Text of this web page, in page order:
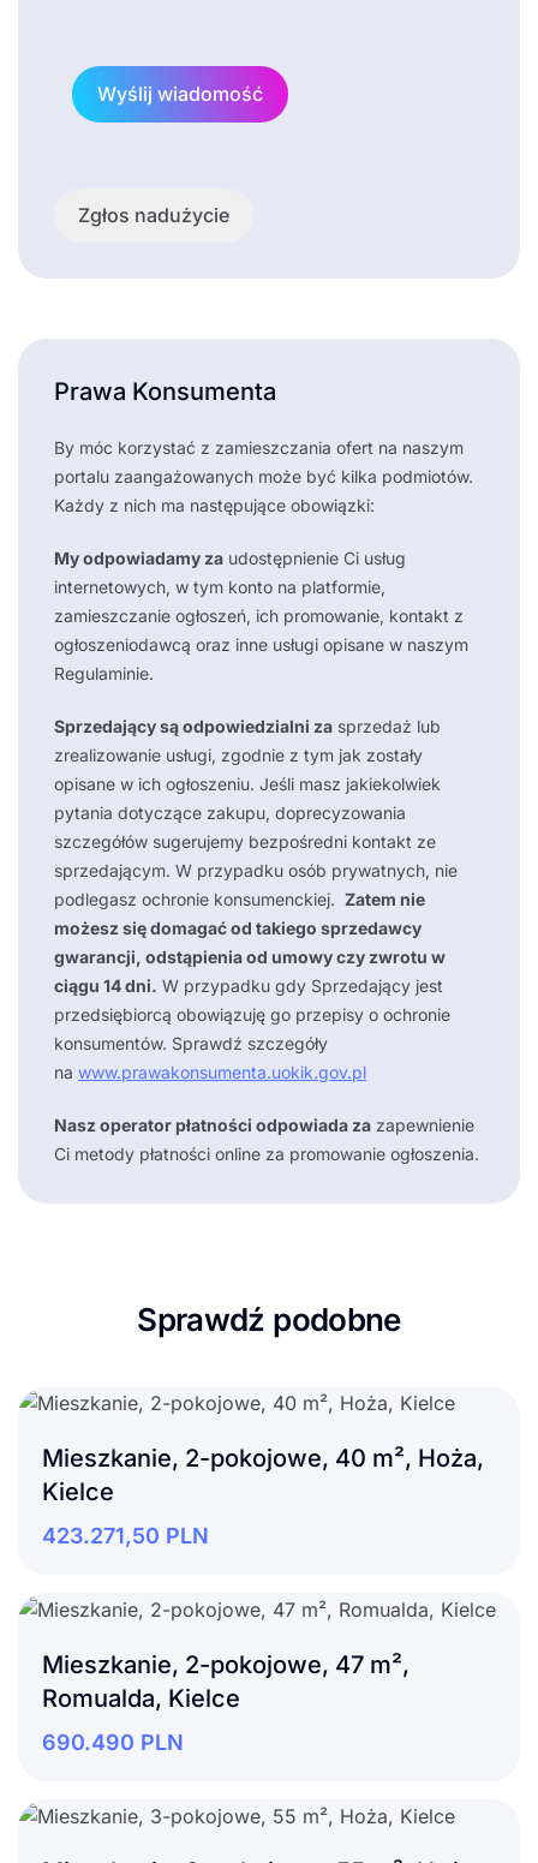
Wyślij wiadomość
Zgłos nadużycie
Prawa Konsumenta
By móc korzystać z zamieszczania ofert na naszym
portalu zaangażowanych może być kilka podmiotów.
Każdy z nich ma następujące obowiązki:
My odpowiadamy za udostępnienie Ci usług
internetowych, w tym konto na platformie,
zamieszczanie ogłoszeń, ich promowanie, kontakt z
ogłoszeniodawcą oraz inne usługi opisane w naszym
Regulaminie.
Sprzedający są odpowiedzialni za sprzedaż lub
zrealizowanie usługi, zgodnie z tym jak zostały
opisane w ich ogłoszeniu. Jeśli masz jakiekolwiek
pytania dotyczące zakupu, doprecyzowania
szczegółów sugerujemy bezpośredni kontakt ze
sprzedającym. W przypadku osób prywatnych, nie
podlegasz ochronie konsumenckiej. Zatem nie
możesz się domagać od takiego sprzedawcy
gwarancji, odstąpienia od umowy czy zwrotu w
ciągu 14 dni. W przypadku gdy Sprzedający jest
przedsiębiorcą obowiązuję go przepisy o ochronie
konsumentów. Sprawdź szczegóły
na www.prawakonsumenta.uokik.gov.pl
Nasz operator płatności odpowiada za zapewnienie
Ci metody płatności online za promowanie ogłoszenia.
Sprawdź podobne
Mieszkanie, 2-pokojowe, 40 m², Hoża,
Kielce
423.271,50 PLN
Mieszkanie, 2-pokojowe, 47 m²,
Romualda, Kielce
690.490 PLN